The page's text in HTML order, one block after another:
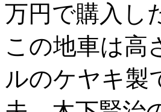
万円で購入し
この地車は高
ルのケヤキ製